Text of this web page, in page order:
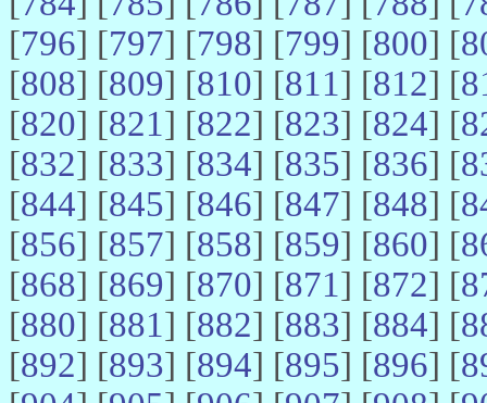
[796] [797] [798] [799] [800] [
[808] [809] [810] [811] [812] [
[820] [821] [822] [823] [824] [
[832] [833] [834] [835] [836] [
[844] [845] [846] [847] [848] [
[856] [857] [858] [859] [860] [
[868] [869] [870] [871] [872] [
[880] [881] [882] [883] [884] [
[892] [893] [894] [895] [896] [